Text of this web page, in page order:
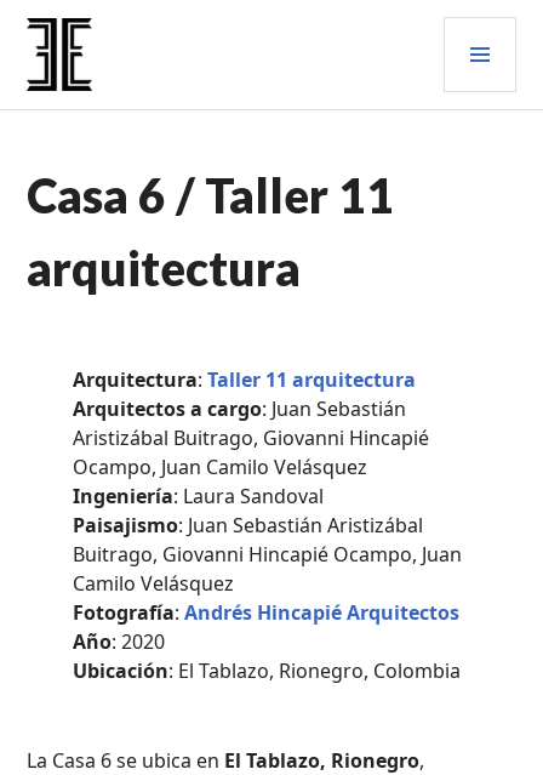
Saltar
ENTRE ESTILOS
DE
CAMPO,
PROFESIONALES
Casa 6 / Taller 11
arquitectura
Arquitectura: Taller 11 arquitectura
Arquitectos a cargo: Juan Sebastián
Aristizábal Buitrago, Giovanni Hincapié
Ocampo, Juan Camilo Velásquez
Ingeniería: Laura Sandoval
Paisajismo: Juan Sebastián Aristizábal
Buitrago, Giovanni Hincapié Ocampo, Juan
Camilo Velásquez
Fotografía:Andrés Hincapié Arquitectos
Año: 2020
Ubicación: El Tablazo, Rionegro, Colombia
La Casa 6 se ubica en El Tablazo, Rionegro,